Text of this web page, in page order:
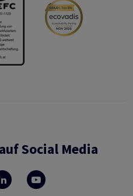
Social Media